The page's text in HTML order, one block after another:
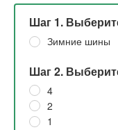
Шаг 1.
Зимние шины
Шаг 2.
4
2
1